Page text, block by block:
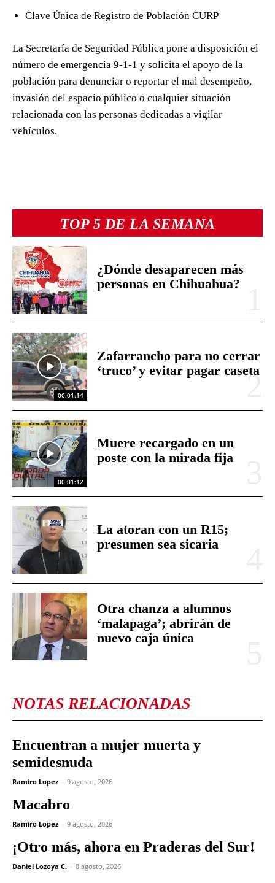
TOP 5 DE LA SEMANA
¿Dónde desaparecen más
personas en Chihuahua?
00:01:14
Zafarrancho para no cerrar
‘truco’ y evitar pagar caseta
00:01:12
Muere recargado en un
poste con la mirada fija
La atoran con un R15;
presumen sea sicaria
Otra chanza a alumnos
‘malapaga’; abrirán de
nuevo caja única
NOTAS RELACIONADAS
Encuentran a mujer muerta y
semidesnuda
Ramiro Lopez - 9 agosto, 2026
Macabro
Ramiro Lopez - 9 agosto, 2026
¡Otro más, ahora en Praderas del Sur!
Daniel Lozoya C. - 8 agosto, 2026
Clave Única de Registro de Población CURP
La Secretaría de Seguridad Pública pone a disposición el
número de emergencia 9-1-1 y solicita el apoyo de la
población para denunciar o reportar el mal desempeño,
invasión del espacio público o cualquier situación
relacionada con las personas dedicadas a vigilar
vehículos.